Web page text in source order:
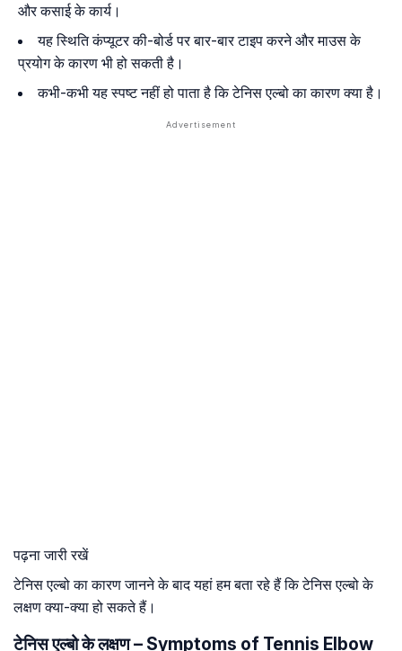
और कसाई के कार्य।
यह स्थिति कंप्यूटर की-बोर्ड पर बार-बार टाइप करने और माउस के
प्रयोग के कारण भी हो सकती है।
कभी-कभी यह स्पष्ट नहीं हो पाता है कि टेनिस एल्बो का कारण क्या है।
पढ़ना जारी रखें
टेनिस एल्बो का कारण जानने के बाद यहां हम बता रहे हैं कि टेनिस एल्बो के
लक्षण क्या-क्या हो सकते हैं।
टेनिस एल्बो के लक्षण – Symptoms of Tennis Elbow